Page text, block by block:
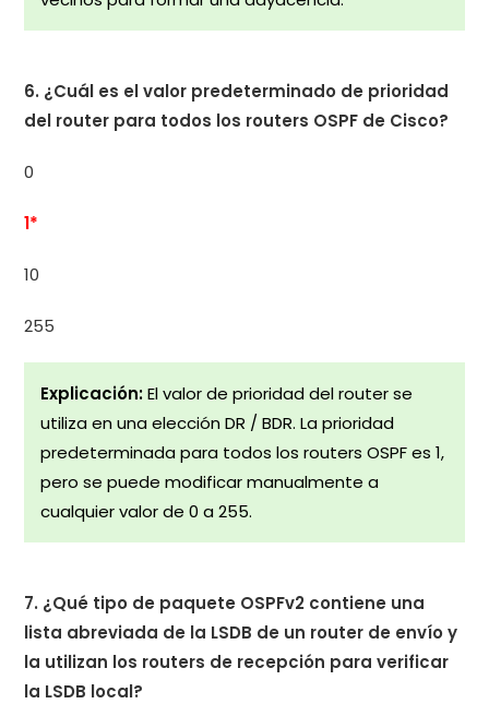
6. ¿Cuál es el valor predeterminado de prioridad
del router para todos los routers OSPF de Cisco?
0
1*
10
255
Explicación:El valor de prioridad del router se
utiliza en una elección DR / BDR. La prioridad
predeterminada para todos los routers OSPF es 1,
pero se puede modificar manualmente a
cualquier valor de 0 a 255.
7. ¿Qué tipo de paquete OSPFv2 contiene una
lista abreviada de la LSDB de un router de envío y
la utilizan los routers de recepción para verificar
la LSDB local?